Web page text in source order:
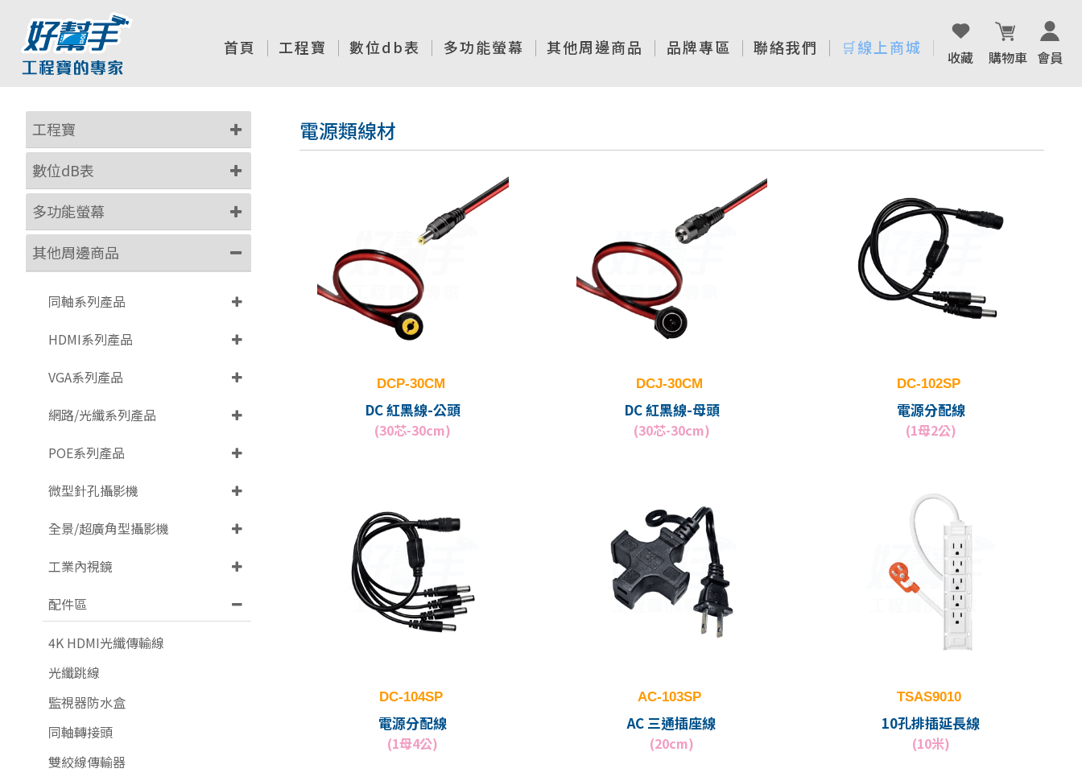
首頁 工程寶 數位db表 多功能螢幕 其他周邊商品 品牌專區 聯絡我們 🛒線上商城 收藏 購物車 會員
工程寶
數位dB表
多功能螢幕
其他周邊商品
同軸系列產品
HDMI系列產品
VGA系列產品
網路/光纖系列產品
POE系列產品
微型針孔攝影機
全景/超廣角型攝影機
工業內視鏡
配件區
4K HDMI光纖傳輸線
光纖跳線
監視器防水盒
同軸轉接頭
雙絞線傳輸器
電源類線材
DCP-30CM
DC 紅黑線-公頭
(30芯-30cm)
DCJ-30CM
DC 紅黑線-母頭
(30芯-30cm)
DC-102SP
電源分配線
(1母2公)
DC-104SP
電源分配線
(1母4公)
AC-103SP
AC 三通插座線
(20cm)
TSAS9010
10孔排插延長線
(10米)